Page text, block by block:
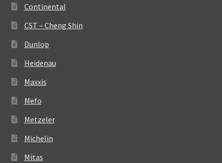
Continental
CST – Cheng Shin
Dunlop
Heidenau
Maxxis
Mefo
Metzeler
Michelin
Mitas